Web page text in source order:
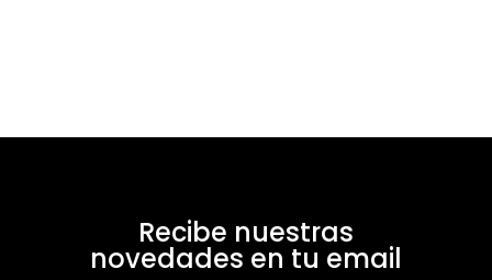
Recibe nuestras
novedades en tu email